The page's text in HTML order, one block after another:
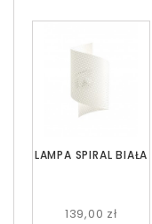
LAMPA SPIRAL BIAŁA
139,00 zł